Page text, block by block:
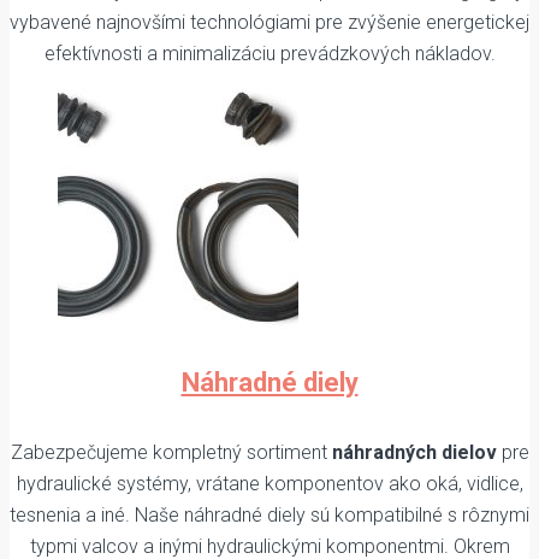
vybavené najnovšími technológiami pre zvýšenie energetickej
efektívnosti a minimalizáciu prevádzkových nákladov.
Náhradné diely
Zabezpečujeme kompletný sortiment náhradných dielovpre
hydraulické systémy, vrátane komponentov ako oká, vidlice,
tesnenia a iné. Naše náhradné diely sú kompatibilné s rôznymi
typmi valcov a inými hydraulickými komponentmi. Okrem